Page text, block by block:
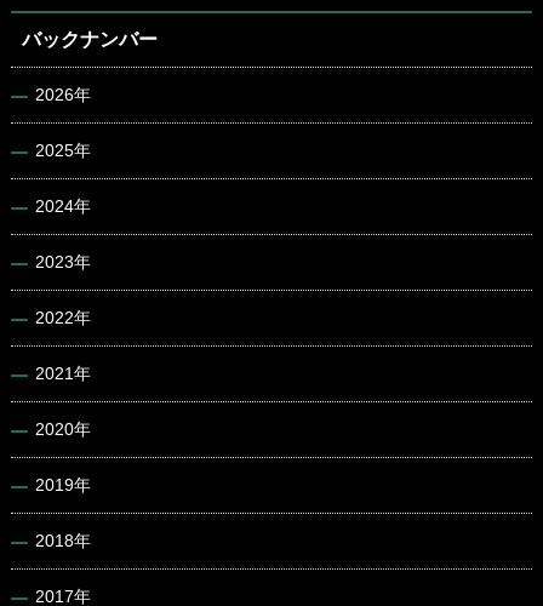
バックナンバー
2026年
2025年
2024年
2023年
2022年
2021年
2020年
2019年
2018年
2017年